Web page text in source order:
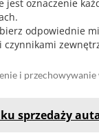
jest oznaczenie
odpowiednie
i
sprzedaży